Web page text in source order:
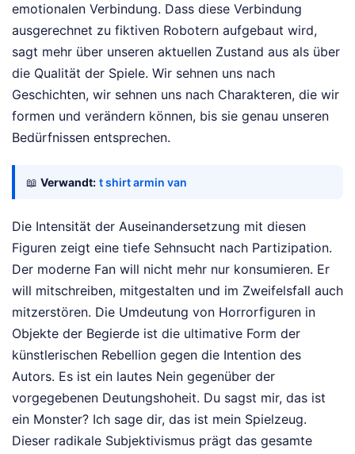
emotionalen Verbindung. Dass diese Verbindung
ausgerechnet zu fiktiven Robotern aufgebaut wird,
sagt mehr über unseren aktuellen Zustand aus als über
die Qualität der Spiele. Wir sehnen uns nach
Geschichten, wir sehnen uns nach Charakteren, die wir
formen und verändern können, bis sie genau unseren
Bedürfnissen entsprechen.
📖 Verwandt: t shirt armin van
Die Intensität der Auseinandersetzung mit diesen
Figuren zeigt eine tiefe Sehnsucht nach Partizipation.
Der moderne Fan will nicht mehr nur konsumieren. Er
will mitschreiben, mitgestalten und im Zweifelsfall auch
mitzerstören. Die Umdeutung von Horrorfiguren in
Objekte der Begierde ist die ultimative Form der
künstlerischen Rebellion gegen die Intention des
Autors. Es ist ein lautes Nein gegenüber der
vorgegebenen Deutungshoheit. Du sagst mir, das ist
ein Monster? Ich sage dir, das ist mein Spielzeug.
Dieser radikale Subjektivismus prägt das gesamte